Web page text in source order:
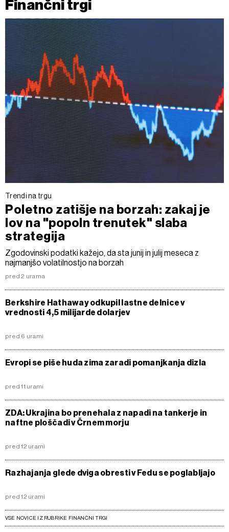
Finančni trgi
Trendi na trgu
Poletno zatišje na borzah: zakaj je
lov na "popoln trenutek" slaba
strategija
Zgodovinski podatki kažejo, da sta junij in julij meseca z
najmanjšo volatilnostjo na borzah
pred 2 urama
Berkshire Hathaway odkupil lastne delnice v
vrednosti 4,5 milijarde dolarjev
pred 6 urami
Evropi se piše huda zima zaradi pomanjkanja dizla
pred 11 urami
ZDA: Ukrajina bo prenehala z napadi na tankerje in
naftne ploščadi v Črnem morju
pred 12 urami
Razhajanja glede dviga obresti v Fedu se poglabljajo
pred 12 urami
VSE NOVICE IZ RUBRIKE FINANČNI TRGI